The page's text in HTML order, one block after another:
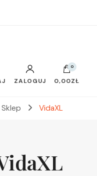
ZALOGUJ
0
0,00ZŁ
Sklep VidaXL